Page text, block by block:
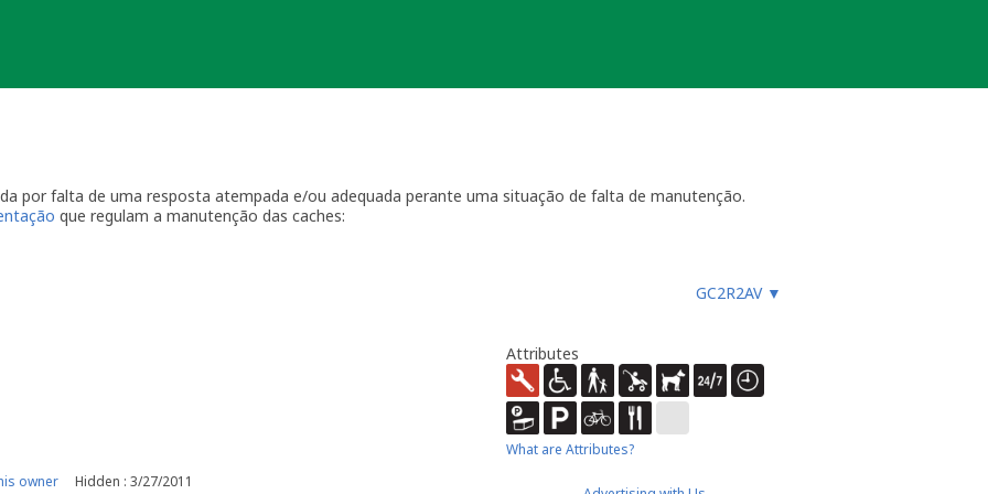
por falta de uma resposta atempada e/ou adequada perante uma situação de falta de manutenção.
que regulam a manutenção das caches:
com a geocache (desaparecimento, estrago, humidade/infiltrações, etc.), ou faz um registo
temporariamente a sua geocache para que os outros saibam que não devem procurar a
o problema. É-lhe concedido um período razoável de tempo -
sua geocache. Se a geocache não estiver a receber a manutenção necessária ou estiver
um longo período de tempo, poderemos arquivar a página da geocache.
por favor recolha-o a fim de evitar que se torne lixo (geolitter).
de manutenção a sua geocache não poderá ser desarquivada. Caso submeta uma nova será tido em
GC2R2AV ▼
owner Hidden : 3/27/2011
Attributes
What are Attributes?